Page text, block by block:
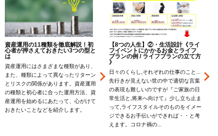
資産運用の11種類を徹底解説！初
心者が押さえておきたい3つの型と
は
資産運用にはさまざまな種類があり、
また、種類によって異なったリターン
とリスクの関係があります。資産運用
の種類と初心者に合った運用方法、資
産運用を始めるにあたって、心がけて
おきたいことなどを紹介します。
【8つの人生】②・生活設計《ライ
フイベントにかかるお金とライフ
プランの例 / ライフプランの立て方
》
日々のくらし,それぞれの仕事のこと...
先行きが見えない世の中で適切な言葉
の表現も難しいのですが『ご家族の日
常生活と,将来へ向けて』少し立ち止ま
って,ライフスタイルそのものをイメー
ジできるお手伝いができれば・・と考
えます。コロナ禍の...